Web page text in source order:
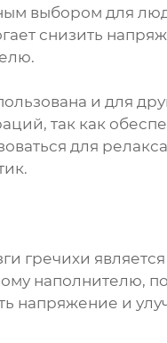
выбором для
снизить
и для
так как
для
гречихи
наполнителю,
напряжение и